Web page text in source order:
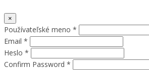
×
Používateľské meno *
Email *
Heslo *
Confirm Password *